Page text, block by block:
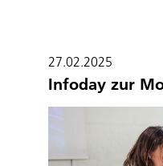
27.02.2025
Infoday zur